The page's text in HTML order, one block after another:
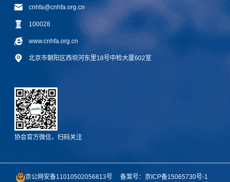
cnhfa@cnhfa.org.cn
100028
www.cnhfa.org.cn
北京市朝阳区西坝河东里18号中检大厦602室
协会官方微信，扫码关注
京公网安备11010502056813号 备案号：京ICP备15065730号-1